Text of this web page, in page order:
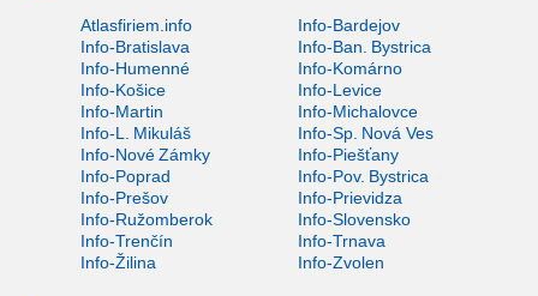
Atlasfiriem.info
Info-Bardejov
Info-Bratislava
Info-Ban. Bystrica
Info-Humenné
Info-Komárno
Info-Košice
Info-Levice
Info-Martin
Info-Michalovce
Info-L. Mikuláš
Info-Sp. Nová Ves
Info-Nové Zámky
Info-Piešťany
Info-Poprad
Info-Pov. Bystrica
Info-Prešov
Info-Prievidza
Info-Ružomberok
Info-Slovensko
Info-Trenčín
Info-Trnava
Info-Žilina
Info-Zvolen